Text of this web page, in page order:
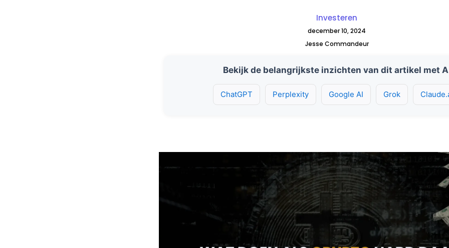
Investeren
december 10, 2024
Jesse Commandeur
Bekijk de belangrijkste inzichten van dit artikel met
ChatGPT Perplexity Google AI Grok